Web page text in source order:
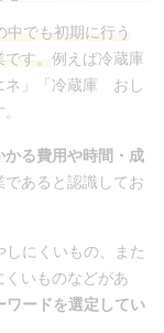
中でも初期に行う
す。 例えば冷蔵庫
ネ」「冷蔵庫 おし
かる費用や時間・成
あると認識してお
にくいもの、また
いものなどがあ
ワードを選定してい